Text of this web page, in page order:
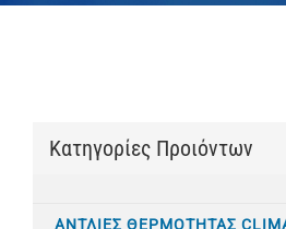
Κατηγορίες Προιόντων
ΑΝΤΛΙΕΣ ΘΕΡΜΟΤΗΤΑΣ